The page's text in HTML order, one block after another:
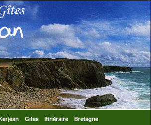
Gîtes Itinéraire Bretagne